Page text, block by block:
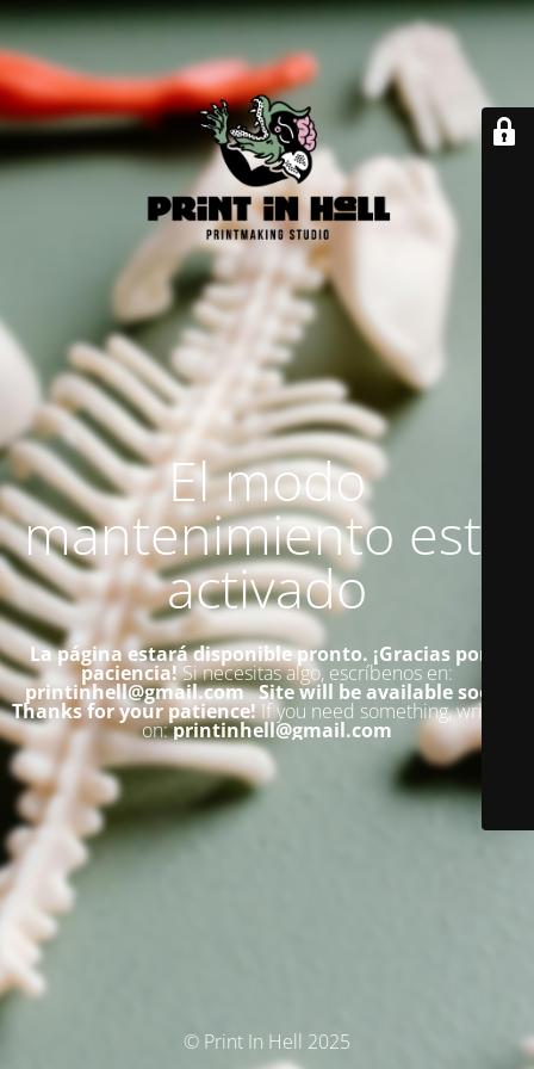
El modo
mantenimiento está
activado
La página estará disponible pronto. ¡Gracias por su
paciencia!Si necesitas algo, escríbenos en:
printinhell@gmail.com Site will be available soon.
Thanks for your patience!If you need something, write us
on:printinhell@gmail.com
© Print In Hell 2025